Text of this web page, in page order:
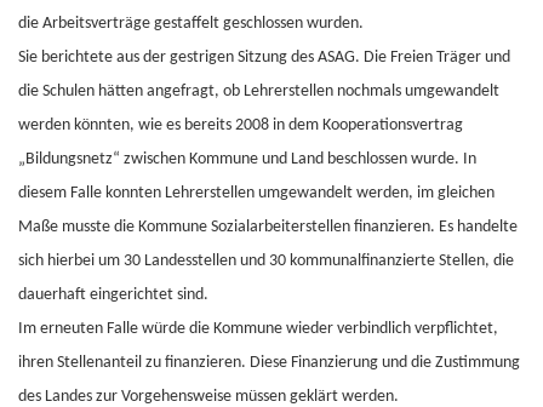
die Arbeitsverträge gestaffelt geschlossen wurden.
Sie berichtete aus der gestrigen Sitzung des ASAG. Die Freien Träger und
die Schulen hätten angefragt, ob Lehrerstellen nochmals umgewandelt
werden könnten, wie es bereits 2008 in dem Kooperationsvertrag
„Bildungsnetz“ zwischen Kommune und Land beschlossen wurde. In
diesem Falle konnten Lehrerstellen umgewandelt werden, im gleichen
Maße musste die Kommune Sozialarbeiterstellen finanzieren. Es handelte
sich hierbei um 30 Landesstellen und 30 kommunalfinanzierte Stellen, die
dauerhaft eingerichtet sind.
Im erneuten Falle würde die Kommune wieder verbindlich verpflichtet,
ihren Stellenanteil zu finanzieren. Diese Finanzierung und die Zustimmung
des Landes zur Vorgehensweise müssen geklärt werden.